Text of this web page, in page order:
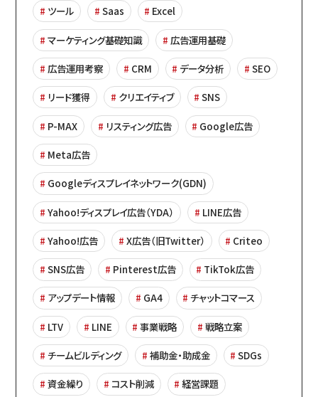
ツール Saas Excel
マーケティング基礎知識 広告運用基礎
広告運用考察 CRM データ分析 SEO
リード獲得 クリエイティブ SNS
P-MAX リスティング広告 Google広告
Meta広告
Googleディスプレイネットワーク(GDN)
Yahoo!ディスプレイ広告（YDA） LINE広告
Yahoo!広告 X広告（旧Twitter） Criteo
SNS広告 Pinterest広告 TikTok広告
アップデート情報 GA4 チャットコマース
LTV LINE 事業戦略 戦略立案
チームビルディング 補助金・助成金 SDGs
資金繰り コスト削減 経営課題